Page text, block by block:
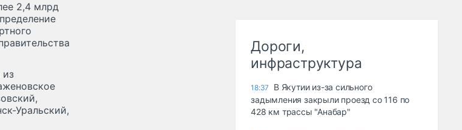
2,4 млрд
Уральский,
Дороги,
инфраструктура
18:37
В Якутии из-за сильного
задымления закрыли проезд со 116 по
428 км трассы "Анабар"